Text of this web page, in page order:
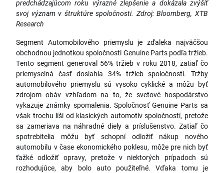
predchádzajúcom roku výrazné zlepšenie a dokázala zvýšiť
svoj význam v štruktúre spoločnosti. Zdroj: Bloomberg, XTB
Research
Segment Automobilového priemyslu je zďaleka najväčšou
obchodnou jednotkou spoločnosti Genuine Parts podľa tržieb.
Tento segment generoval 56% tržieb v roku 2018, zatiaľ čo
priemyselná časť dosiahla 34% tržieb spoločnosti. Tržby
automobilového priemyslu sú vysoko cyklické a môžu byť
zdrojom obáv vzhľadom na to, že svetové hospodárstvo
vykazuje známky spomalenia. Spoločnosť Genuine Parts sa
však trochu líši od klasických automotiv spoločností, pretože
sa zameriava na náhradné diely a príslušenstvo. Zatiaľ čo
spotrebitelia môžu byť schopní odložiť nákup nového
automobilu v čase ekonomického poklesu, môže pre nich byť
ťažké odložiť opravy, pretože v niektorých prípadoch sú
rozhodujúce, aby bolo auto použiteľné. Vďaka tomu je